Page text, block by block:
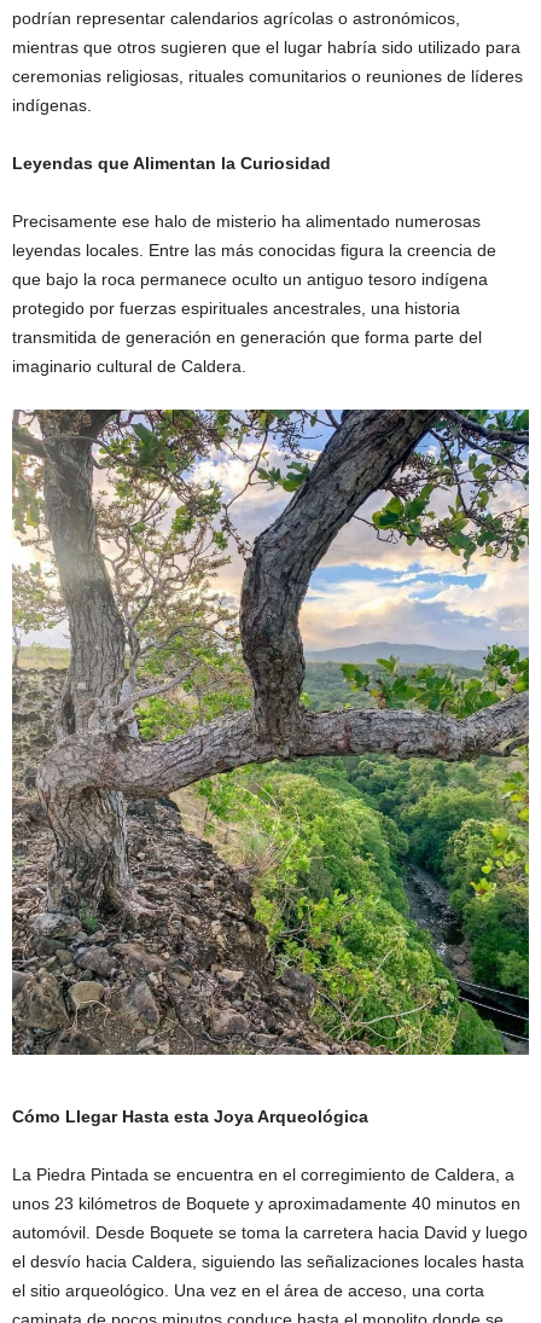
podrían representar calendarios agrícolas o astronómicos,
mientras que otros sugieren que el lugar habría sido utilizado para
ceremonias religiosas, rituales comunitarios o reuniones de líderes
indígenas.
Leyendas que Alimentan la Curiosidad
Precisamente ese halo de misterio ha alimentado numerosas
leyendas locales. Entre las más conocidas figura la creencia de
que bajo la roca permanece oculto un antiguo tesoro indígena
protegido por fuerzas espirituales ancestrales, una historia
transmitida de generación en generación que forma parte del
imaginario cultural de Caldera.
Cómo Llegar Hasta esta Joya Arqueológica
La Piedra Pintada se encuentra en el corregimiento de Caldera, a
unos 23 kilómetros de Boquete y aproximadamente 40 minutos en
automóvil. Desde Boquete se toma la carretera hacia David y luego
el desvío hacia Caldera, siguiendo las señalizaciones locales hasta
el sitio arqueológico. Una vez en el área de acceso, una corta